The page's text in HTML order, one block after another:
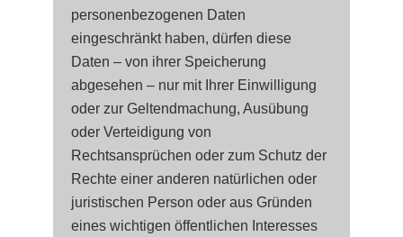
personenbezogenen Daten
eingeschränkt haben, dürfen diese
Daten – von ihrer Speicherung
abgesehen – nur mit Ihrer Einwilligung
oder zur Geltendmachung, Ausübung
oder Verteidigung von
Rechtsansprüchen oder zum Schutz der
Rechte einer anderen natürlichen oder
juristischen Person oder aus Gründen
eines wichtigen öffentlichen Interesses